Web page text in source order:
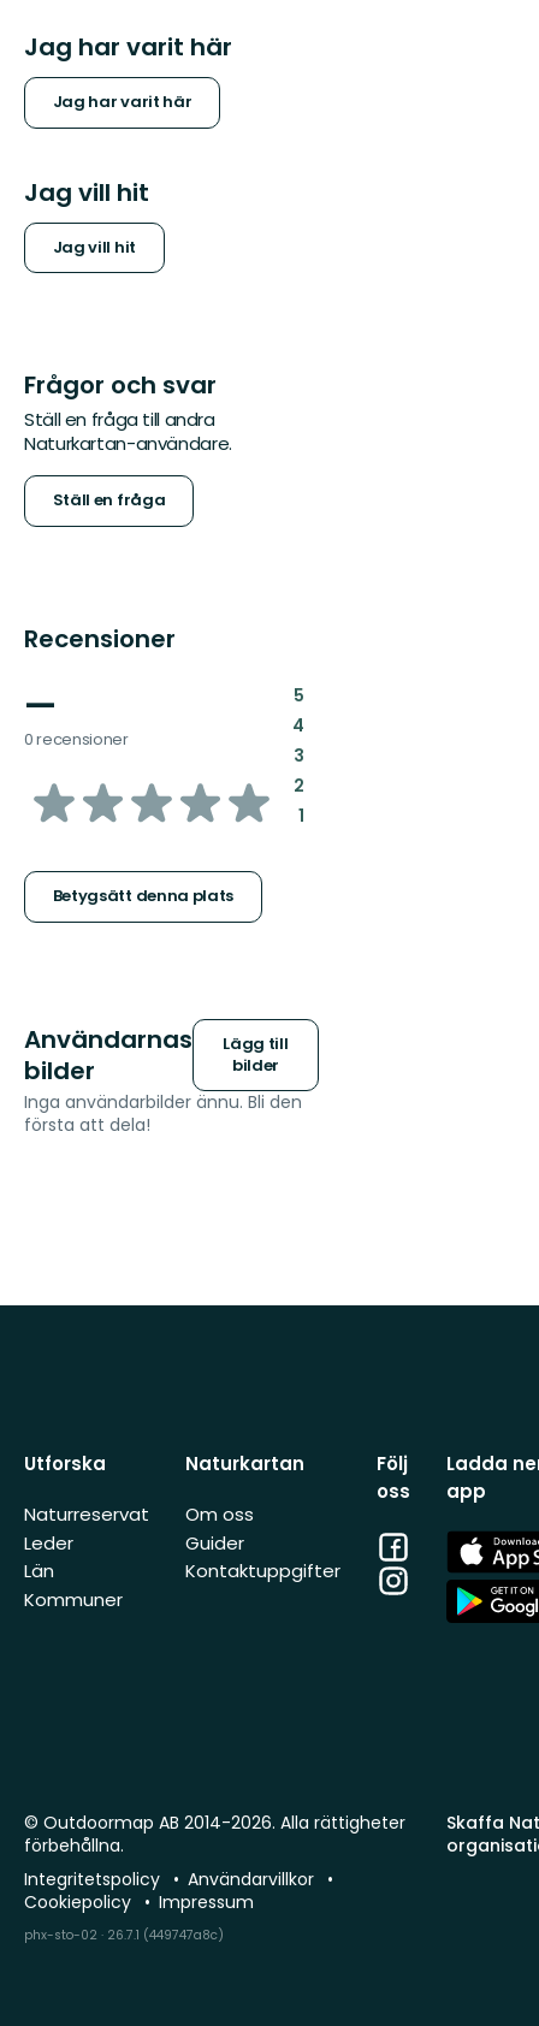
Jag har varit här
Jag har varit här
Jag vill hit
Jag vill hit
Frågor och svar
Ställ en fråga till andra
Naturkartan-användare.
Ställ en fråga
Recensioner
—
0 recensioner
av
stjärnor
Betygsätt denna plats
5:
4:
3:
2:
1:
Användarnas
bilder
Lägg till
bilder
Inga användarbilder ännu. Bli den
första att dela!
Utforska
Naturreservat
Leder
Län
Kommuner
Naturkartan
Om oss
Guider
Kontaktuppgifter
Följ
oss
Facebook
Instagram
Ladda
app
App
Store
App
Store
Skaffa
© Outdoormap AB 2014-2026. Alla rättigheter
förbehållna.
Integritetspolicy
Användarvillkor
Cookiepolicy
Impressum
phx-sto-02 · 26.7.1 (449747a8c)